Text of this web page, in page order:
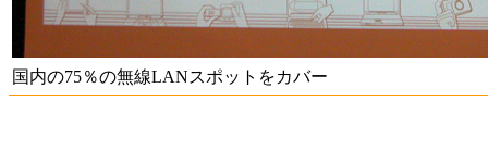
国内の75％の無線LANスポットをカバー